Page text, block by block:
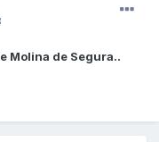
Molina de Segura..